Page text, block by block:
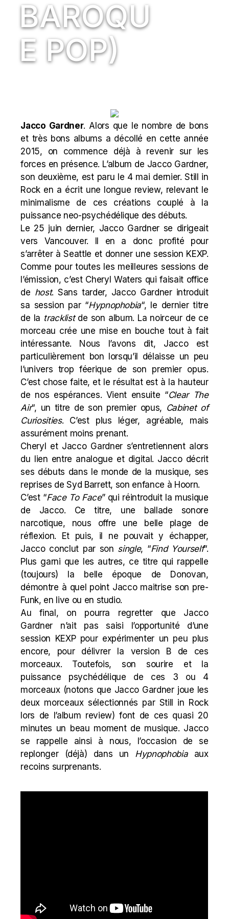
BAROQU
E POP)
Jacco Gardner. Alors que le nombre de bons
et très bons albums a décollé en cette année
2015, on commence déjà à revenir sur les
forces en présence. L’album de Jacco Gardner,
son deuxième, est paru le 4 mai dernier. Still in
Rock en a écrit une longue review, relevant le
minimalisme de ces créations couplé à la
puissance neo-psychédélique des débuts.
Le 25 juin dernier, Jacco Gardner se dirigeait
vers Vancouver. Il en a donc profité pour
s’arrêter à Seattle et donner une session KEXP.
Comme pour toutes les meilleures sessions de
l’émission, c’est Cheryl Waters qui faisait office
de host. Sans tarder, Jacco Gardner introduit
sa session par “Hypnophobia“, le dernier titre
de la tracklist de son album. La noirceur de ce
morceau crée une mise en bouche tout à fait
intéressante. Nous l’avons dit, Jacco est
particulièrement bon lorsqu’il délaisse un peu
l’univers trop féerique de son premier opus.
C’est chose faite, et le résultat est à la hauteur
de nos espérances. Vient ensuite “Clear The
Air“, un titre de son premier opus, Cabinet of
Curiosities. C’est plus léger, agréable, mais
assurément moins prenant.
Cheryl et Jacco Gardner s’entretiennent alors
du lien entre analogue et digital. Jacco décrit
ses débuts dans le monde de la musique, ses
reprises de Syd Barrett, son enfance à Hoorn.
C’est “Face To Face” qui réintroduit la musique
de Jacco. Ce titre, une ballade sonore
narcotique, nous offre une belle plage de
réflexion. Et puis, il ne pouvait y échapper,
Jacco conclut par son single, “Find Yourself“.
Plus garni que les autres, ce titre qui rappelle
(toujours) la belle époque de Donovan,
démontre à quel point Jacco maitrise son pre-
Funk, en live ou en studio.
Au final, on pourra regretter que Jacco
Gardner n’ait pas saisi l’opportunité d’une
session KEXP pour expérimenter un peu plus
encore, pour délivrer la version B de ces
morceaux. Toutefois, son sourire et la
puissance psychédélique de ces 3 ou 4
morceaux (notons que Jacco Gardner joue les
deux morceaux sélectionnés par Still in Rock
lors de l’album review) font de ces quasi 20
minutes un beau moment de musique. Jacco
se rappelle ainsi à nous, l’occasion de se
replonger (déjà) dans un Hypnophobia aux
recoins surprenants.